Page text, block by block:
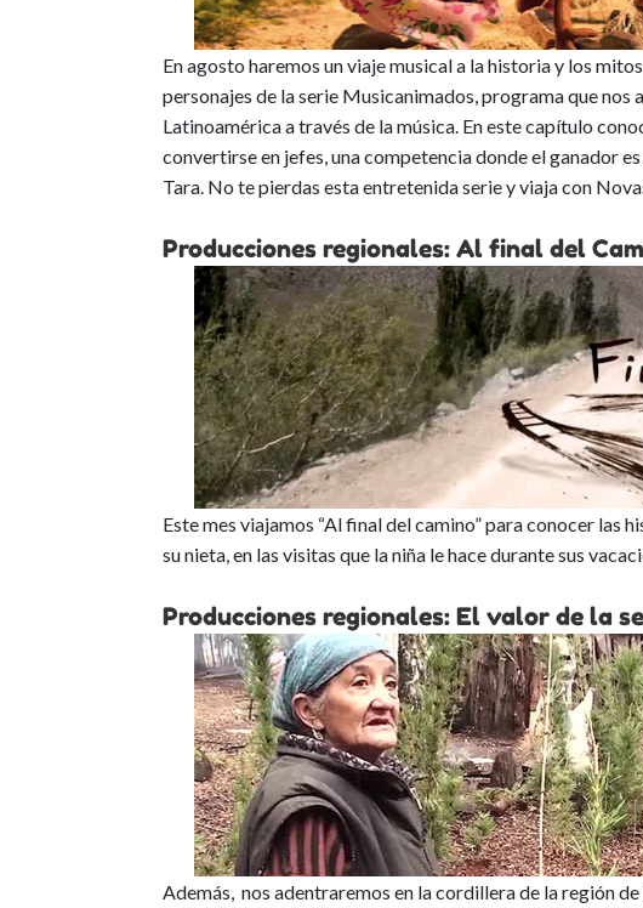
En agosto haremos un viaje musical a la historia y los
personajes de la serie Musicanimados, programa que
Latinoamérica a través de la música. En este capítulo
convertirse en jefes, una competencia donde el ganador
Tara. No te pierdas esta entretenida serie y viaja con
Producciones regionales: Al final del
Este mes viajamos “Al final del camino” para conocer las
su nieta, en las visitas que la niña le hace durante sus
Producciones regionales: El valor de la
Además, nos adentraremos en la cordillera de la región